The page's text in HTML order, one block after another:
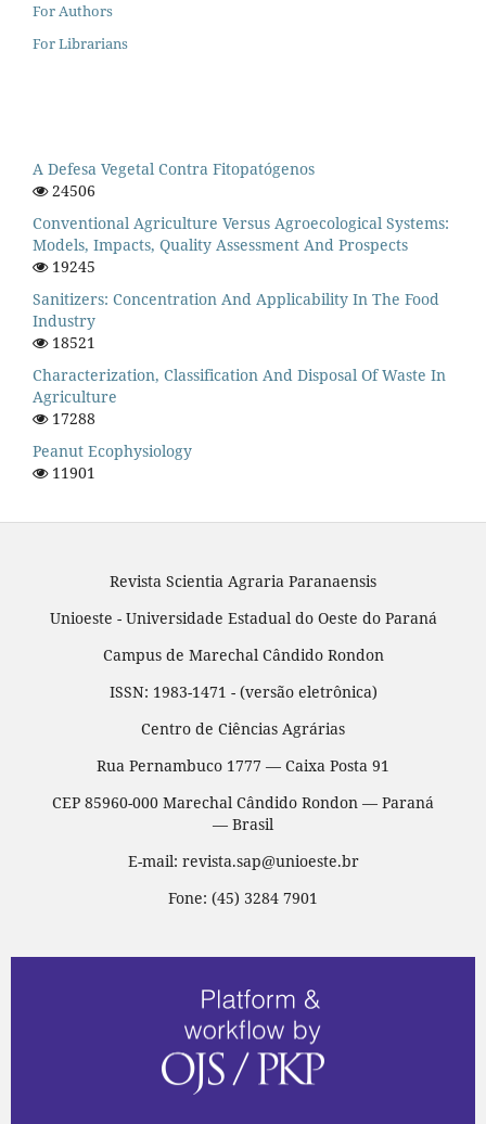
For Authors
For Librarians
A Defesa Vegetal Contra Fitopatógenos
24506
Conventional Agriculture Versus Agroecological Systems:
Models, Impacts, Quality Assessment And Prospects
19245
Sanitizers: Concentration And Applicability In The Food
Industry
18521
Characterization, Classification And Disposal Of Waste In
Agriculture
17288
Peanut Ecophysiology
11901
Revista Scientia Agraria Paranaensis
Unioeste - Universidade Estadual do Oeste do Paraná
Campus de Marechal Cândido Rondon
ISSN: 1983-1471 - (versão eletrônica)
Centro de Ciências Agrárias
Rua Pernambuco 1777 — Caixa Posta 91
CEP 85960-000 Marechal Cândido Rondon — Paraná
— Brasil
E-mail: revista.sap@unioeste.br
Fone: (45) 3284 7901